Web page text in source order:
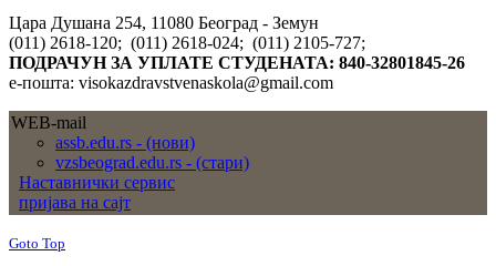
Цара Душана 254, 11080 Београд - Земун
(011) 2618-120; (011) 2618-024; (011) 2105-727;
ПОДРАЧУН ЗА УПЛАТЕ СТУДЕНАТА: 840-32801845-26
е-пошта: visokazdravstvenaskola@gmail.com
WEB-mail
assb.edu.rs - (нови)
vzsbeograd.edu.rs - (стари)
Наставнички сервис
пријава на сајт
Goto Top